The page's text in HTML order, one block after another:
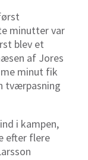
minutter var
blev et
af Jores
minut fik
tværpasning
i kampen,
efter flere